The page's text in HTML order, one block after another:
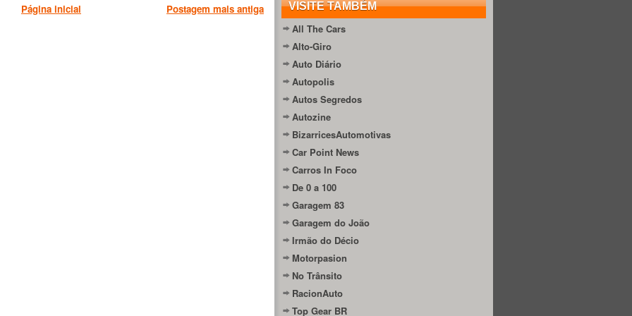
Postagem mais antiga
Página inicial VISITE TAMBÉM
All The Cars
Alto-Giro
Auto Diário
Autopolis
Autos Segredos
Autozine
BizarricesAutomotivas
Car Point News
Carros In Foco
De 0 a 100
Garagem 83
Garagem do João
Irmão do Décio
Motorpasion
No Trânsito
RacionAuto
Top Gear BR